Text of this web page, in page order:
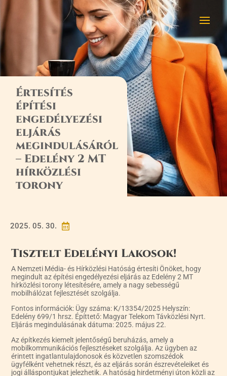
Értesítés
építési
engedélyezési
eljárás
megindulásáról
– Edelény 2 MT
hírközlési
torony

2025. 05. 30.
Tisztelt Edelényi Lakosok!
A Nemzeti Média- és Hírközlési Hatóság értesíti Önöket, hogy
megindult az építési engedélyezési eljárás az Edelény 2 MT
hírközlési torony létesítésére, amely a nagy sebességű
mobilhálózat fejlesztését szolgálja.
Fontos információk: Ügy száma: K/13354/2025 Helyszín:
Edelény 699/1 hrsz. Építtető: Magyar Telekom Távközlési Nyrt.
Eljárás megindulásának dátuma: 2025. május 22.
Az építkezés kiemelt jelentőségű beruházás, amely a
mobilkommunikációs fejlesztéseket szolgálja. Az ügyben az
érintett ingatlantulajdonosok és közvetlen szomszédok
ügyfélként vehetnek részt, és az eljárás során észrevételeiket és
jogi álláspontjukat jelezhetik. A hatóság hirdetményi úton közli az